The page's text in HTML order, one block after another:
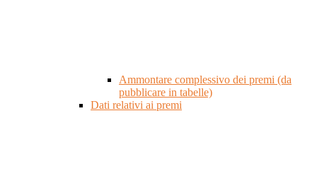
Ammontare complessivo dei premi (da
pubblicare in tabelle)
Dati relativi ai premi